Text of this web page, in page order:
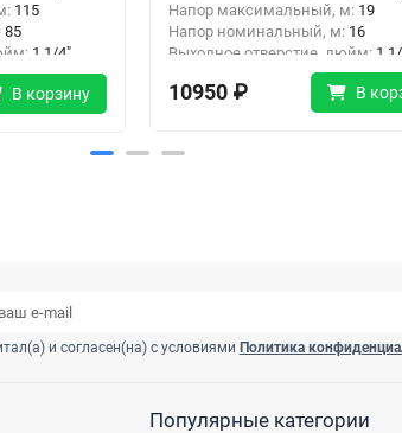
115
85
1 1/4"
В корзину
Напор максимальный, м: 19
Напор номинальный, м: 16
Выходное отверстие, дюйм: 1
Резьба
10950 ₽ В
и согласен(на) с условиями Политика
Популярные категории